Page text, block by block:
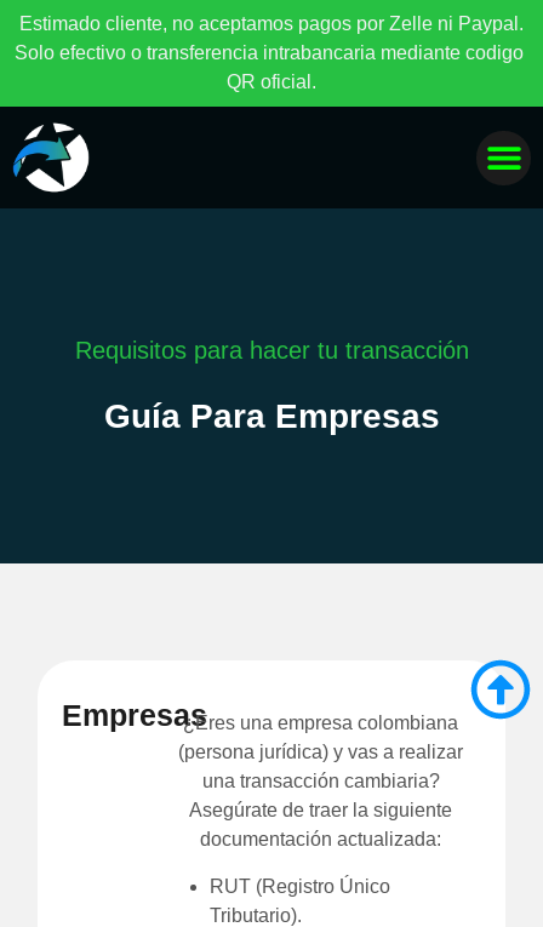
Estimado c iente, no aceptamos pagos por Ze e ni Paypa .
So o efectivo o transferencia intrabancaria mediante codigo
QR oficia .
Requisitos para hacer tu transacción
Guía Para Empresas
Empresas¿Eres una empresa colombiana
(persona jurídica) y vas a realizar
una transacción cambiaria?
Asegúrate de traer la siguiente
documentación actualizada:
RUT (Registro Único
Tributario).